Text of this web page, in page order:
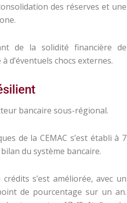
des réserves et une
de la solidité financière de
d’éventuels chocs externes.
bancaire sous-régional.
de la CEMAC s’est établi à 7
du système bancaire.
s’est améliorée, avec un
de pourcentage sur un an.